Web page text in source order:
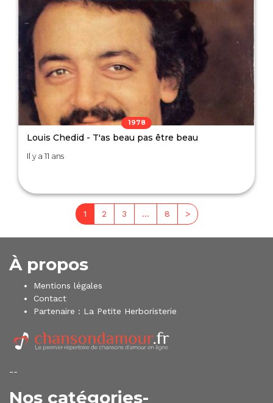
1978
Louis Chedid - T'as beau pas être beau
Il y a 11 ans
1 2 3 … 8 >
À propos
Mentions légales
Contact
Partenaire : La Petite Herboristerie
--
Nos catégories-